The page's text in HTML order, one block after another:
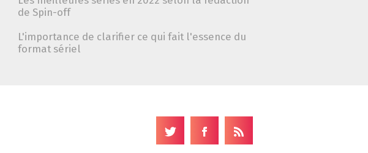
de Spin-off
L'importance de clarifier ce qui fait l'essence du
format sériel